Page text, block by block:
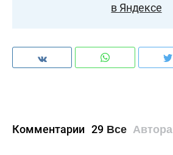
в Яндексе
Комментарии 29 Все Автора